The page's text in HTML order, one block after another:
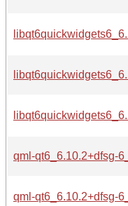
qml-qt6_6.10.2+dfsg-
qml-qt6_6.10.2+dfsg-